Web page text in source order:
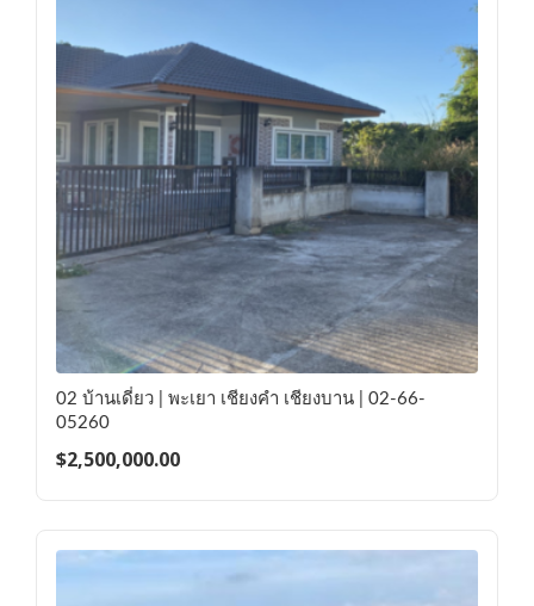
02 บ้านเดี่ยว | พะเยา เชียงคำ เชียงบาน | 02-66-
05260
$2,500,000.00